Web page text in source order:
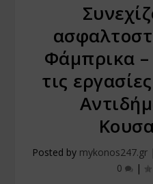
Φάμπρικα –
τις
Posted by mykonos247.gr
0
|